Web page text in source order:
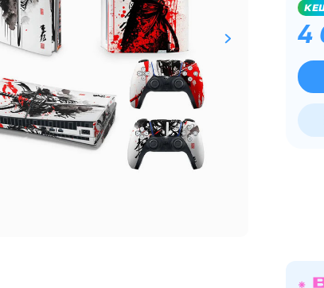
4
График платежей
Сегодня
25%